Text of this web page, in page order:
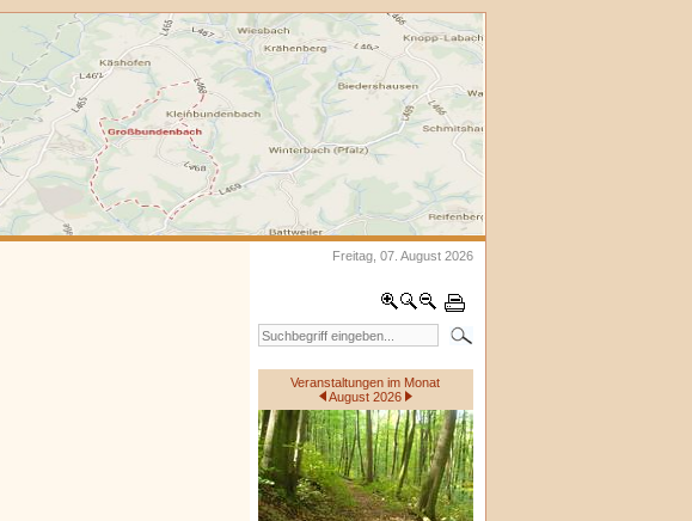
Freitag, 07. August 2026
Veranstaltungen im Monat
August 2026